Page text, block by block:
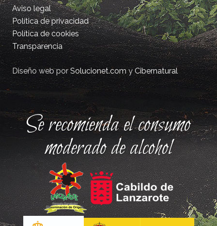
Aviso legal
Política de privacidad
Política de cookies
Transparencia
Diseño web porSolucionet.comyCibernatural
Se recomienda el consumo
moderado de alcohol